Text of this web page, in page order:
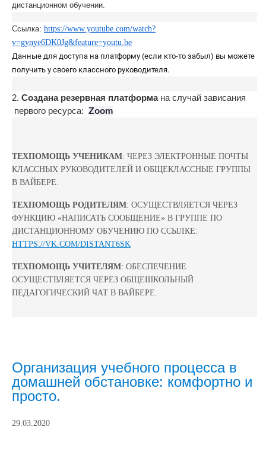
дистанционном обучении.
Ссылка: https://www.youtube.com/watch?
v=gynye6DK0Jg&feature=youtu.be
Данные для доступа на платформу (если кто-то забыл) вы можете
получить у своего классного руководителя.
2. Создана резервная платформана случай зависания
первого ресурса: Zoom
ТЕХПОМОЩЬ УЧЕНИКАМ: ЧЕРЕЗ ЭЛЕКТРОННЫЕ ПОЧТЫ
КЛАССНЫХ РУКОВОДИТЕЛЕЙ И ОБЩЕКЛАССНЫЕ ГРУППЫ
В ВАЙБЕРЕ.
ТЕХПОМОЩЬ РОДИТЕЛЯМ: ОСУЩЕСТВЛЯЕТСЯ ЧЕРЕЗ
ФУНКЦИЮ «НАПИСАТЬ СООБЩЕНИЕ» В ГРУППЕ ПО
ДИСТАНЦИОННОМУ ОБУЧЕНИЮ ПО ССЫЛКЕ:
HTTPS://VK.COM/DISTANT6SK
ТЕХПОМОЩЬ УЧИТЕЛЯМ: ОБЕСПЕЧЕНИЕ
ОСУЩЕСТВЛЯЕТСЯ ЧЕРЕЗ ОБЩЕШКОЛЬНЫЙ
ПЕДАГОГИЧЕСКИЙ ЧАТ В ВАЙБЕРЕ.
Организация учебного процесса в
домашней обстановке: комфортно и
просто.
29.03.2020